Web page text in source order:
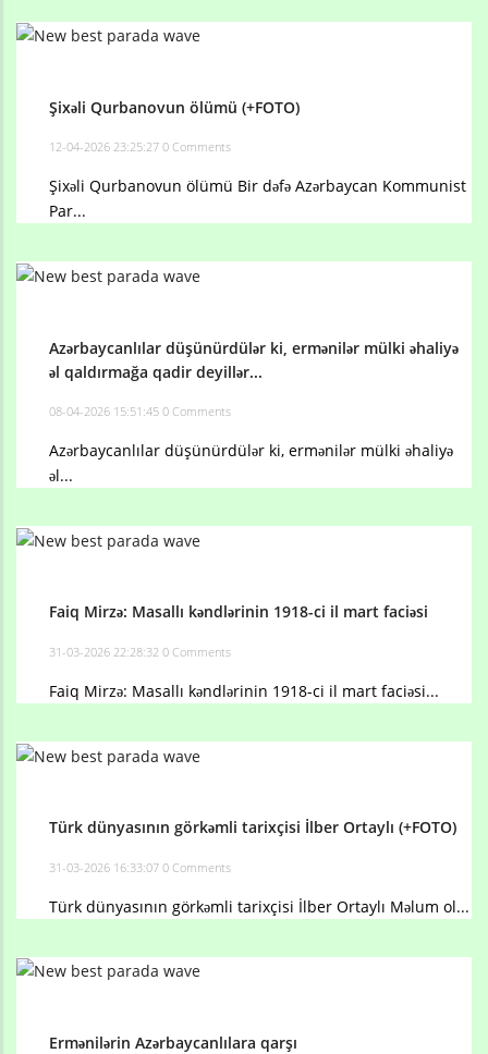
Şixəli Qurbanovun ölümü (+FOTO)
12-04-2026 23:25:27 0 Comments
Şixəli Qurbanovun ölümü Bir dəfə Azərbaycan Kommunist
Par...
Azərbaycanlılar düşünürdülər ki, ermənilər mülki əhaliyə
əl qaldırmağa qadir deyillər...
08-04-2026 15:51:45 0 Comments
Azərbaycanlılar düşünürdülər ki, ermənilər mülki əhaliyə
əl...
Faiq Mirzə: Masallı kəndlərinin 1918-ci il mart faciəsi
31-03-2026 22:28:32 0 Comments
Faiq Mirzə: Masallı kəndlərinin 1918-ci il mart faciəsi...
Türk dünyasının görkəmli tarixçisi İlber Ortaylı (+FOTO)
31-03-2026 16:33:07 0 Comments
Türk dünyasının görkəmli tarixçisi İlber Ortaylı Məlum ol...
Ermənilərin Azərbaycanlılara qarşı